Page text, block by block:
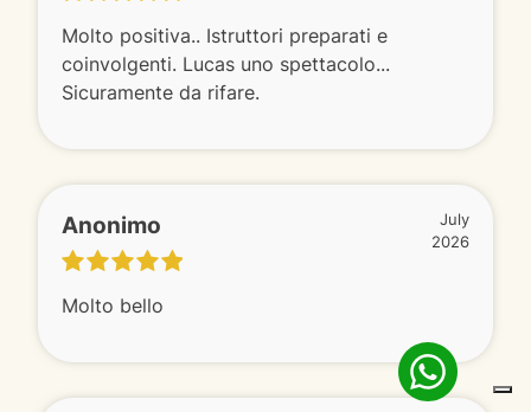
Molto positiva.. Istruttori preparati e
coinvolgenti. Lucas uno spettacolo...
Sicuramente da rifare.
Anonimo
July
2026
Molto bello